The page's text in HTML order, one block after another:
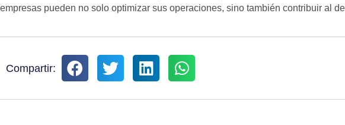
empresas pueden no solo optimizar sus operaciones, sino también contribuir al
Compartir: